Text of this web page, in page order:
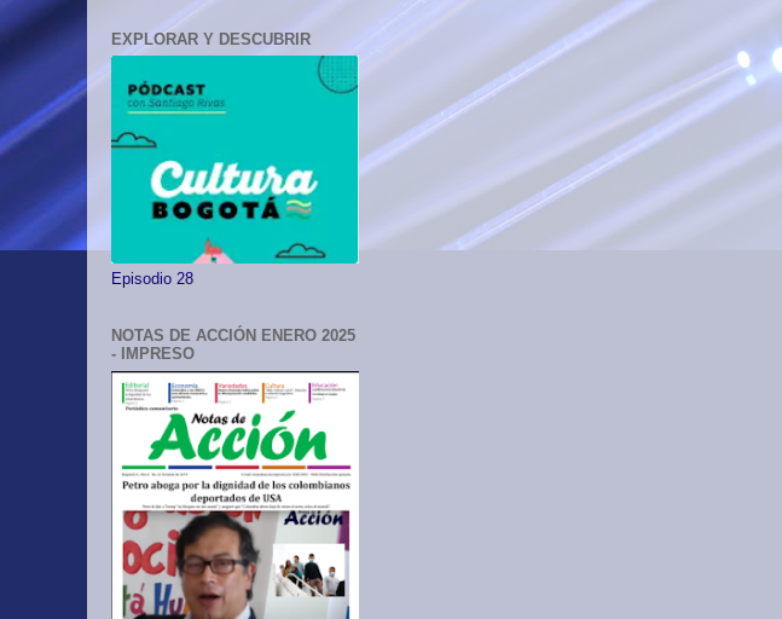
EXPLORAR Y DESCUBRIR
Episodio 28
NOTAS DE ACCIÓN ENERO 2025
- IMPRESO